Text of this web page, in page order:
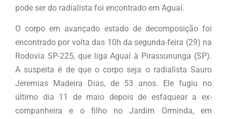
pode ser do radialista foi encontrado em Aguaí.
O corpo em avançado estado de decomposição foi
encontrado por volta das 10h da segunda-feira (29) na
Rodovia SP-225, que liga Aguaí à Pirassununga (SP).
A suspeita é de que o corpo seja o radialista Sauro
Jeremias Madeira Dias, de 53 anos. Ele fugiu no
último dia 11 de maio depois de esfaquear a ex-
companheira e o filho no Jardim Orminda, em